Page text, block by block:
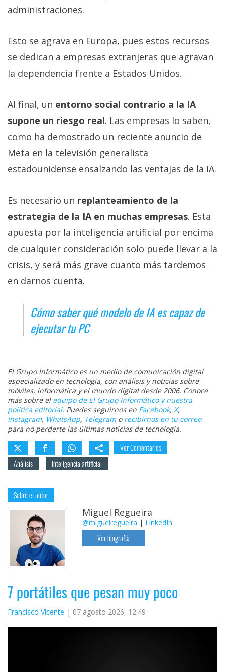
administraciones.
Esto se agrava en Europa, pues estos recursos
se dedican a empresas extranjeras que agravan
la dependencia frente a Estados Unidos.
Al final, un entorno social contrario a la IA
supone un riesgo real. Las empresas lo saben,
como ha demostrado un reciente anuncio de
Meta en la televisión generalista
estadounidense ensalzando las ventajas de la IA.
Es necesario un replanteamiento de la
estrategia de la IA en muchas empresas. Esta
apuesta por la inteligencia artificial por encima
de cualquier consideración solo puede llevar a la
crisis, y será más grave cuanto más tardemos
en darnos cuenta.
Cómo saber qué modelo de IA es capaz de
ejecutar tu PC
El Grupo Informático es un medio de comunicación digital
especializado en tecnología, con análisis y noticias sobre
móviles, informática y el mundo digital desde 2006. Conoce
más sobre el equipo de El Grupo Informático y nuestra
política editorial. Puedes seguirnos en Facebook, X,
Instagram, WhatsApp, Telegramo recibirnos en tu correo
para no perderte las últimas noticias de tecnología.
Ver Comentarios
Análisis
Inteligencia artificial
Sobre el autor
Miguel Regueira
@miguelregueira | LinkedIn
Ver biografía
7 portátiles que pesan muy poco
Francisco Vicente 07 agosto 2026, 12:49